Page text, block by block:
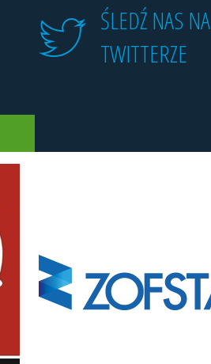
ŚLEDŹ NAS NA
TWITTERZE